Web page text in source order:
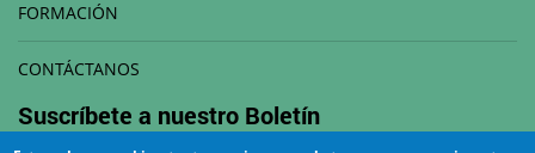
FORMACIÓN
CONTÁCTANOS
Suscríbete a nuestro Boletín